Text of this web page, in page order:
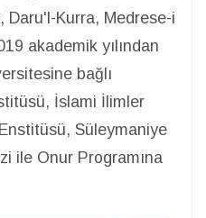
Daru'l-Kurra, Medrese-i
akademik yılından
bağlı
İslami İlimler
Süleymaniye
ile Onur Programına